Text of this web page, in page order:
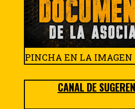
PINCHA EN LA IMAGEN
CANAL DE